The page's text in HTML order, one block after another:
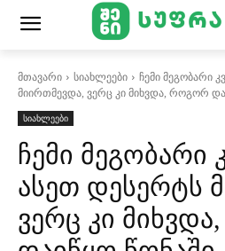
მთავარი სიახლეები
ჩემი მეგობარი
მიირთმევდა, ვერც კი მიხვდა, როგორ
სიახლეები
ჩემი მეგობარი
ასეთ დესერტს
ვერც კი